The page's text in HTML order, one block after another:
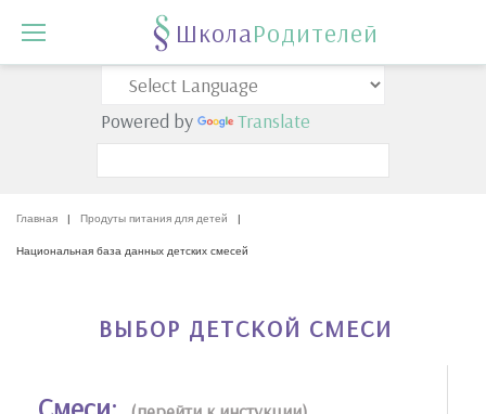
ШколаРодителей
Powered by Translate
Главная | Продуты питания для детей |
Национальная база данных детских смесей
ВЫБОР ДЕТСКОЙ СМЕСИ